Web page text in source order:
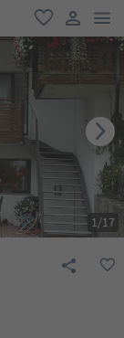
favoriti
user link
1/17